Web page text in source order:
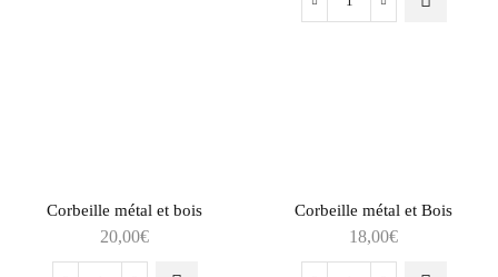
Corbeille métal et bois
20,00€
Corbeille métal et Bois
18,00€